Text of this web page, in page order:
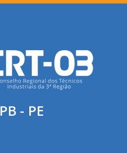
PB - PE